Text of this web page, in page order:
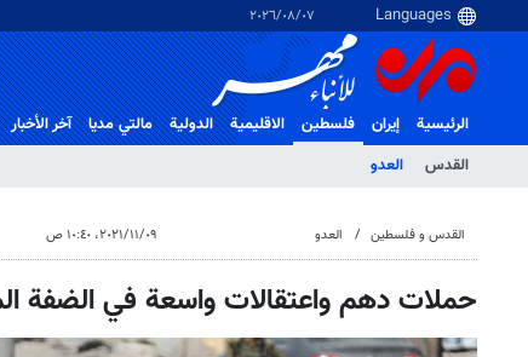
٠٧‏/٠٨‏/٢٠٢٦
الرئيسية إيران
فلسطین
القدس
العدو
الاقلیمیة الدولية مالتي مدیا آخر الأخبار
القدس و فلسطین العدو ٠٩‏/١١‏/٢٠٢١، ١٠:٤٠ ص
حملات دهم واعتقالات واسعة في الضفة